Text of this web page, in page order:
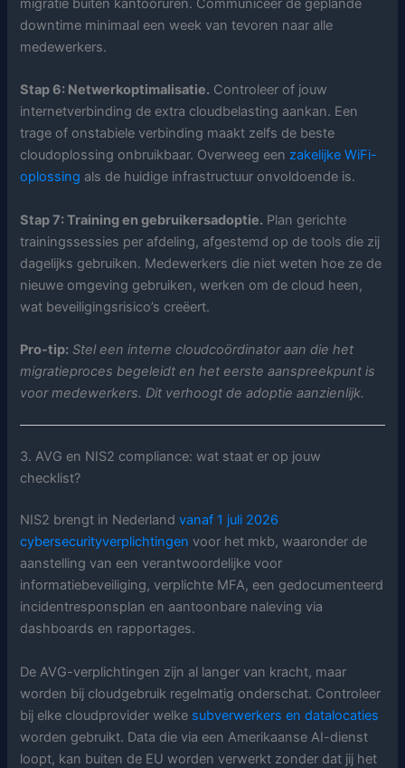
migratie buiten kantooruren. Communiceer de geplande
downtime minimaal een week van tevoren naar alle
medewerkers.
Stap 6: Netwerkoptimalisatie. Controleer of jouw
internetverbinding de extra cloudbelasting aankan. Een
trage of onstabiele verbinding maakt zelfs de beste
cloudoplossing onbruikbaar. Overweeg eenzakelijke WiFi-
oplossing als de huidige infrastructuur onvoldoende is.
Stap 7: Training en gebruikersadoptie. Plan gerichte
trainingssessies per afdeling, afgestemd op de tools die zij
dagelijks gebruiken. Medewerkers die niet weten hoe ze de
nieuwe omgeving gebruiken, werken om de cloud heen,
wat beveiligingsrisico’s creëert.
Pro-tip: Stel een interne cloudcoördinator aan die het
migratieproces begeleidt en het eerste aanspreekpunt is
voor medewerkers. Dit verhoogt de adoptie aanzienlijk.
3. AVG en NIS2 compliance: wat staat er op jouw
checklist?
NIS2 brengt in Nederlandvanaf 1 juli 2026
cybersecurityverplichtingen voor het mkb, waaronder de
aanstelling van een verantwoordelijke voor
informatiebeveiliging, verplichte MFA, een gedocumenteerd
incidentresponsplan en aantoonbare naleving via
dashboards en rapportages.
De AVG-verplichtingen zijn al langer van kracht, maar
worden bij cloudgebruik regelmatig onderschat. Controleer
bij elke cloudprovider welke subverwerkers en datalocaties
worden gebruikt. Data die via een Amerikaanse AI-dienst
loopt, kan buiten de EU worden verwerkt zonder dat jij het